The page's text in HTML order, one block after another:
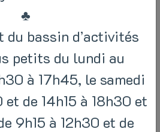
DE VOS ENFANTS
de natation que
10h à 11h et pour le
11h à 12h.
♣
du bassin d’activités
petits du lundi au
à 17h45, le samedi
et de 14h15 à 18h30 et
9h15 à 12h30 et de